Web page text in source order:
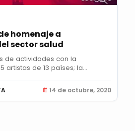
homenaje a
sector salud
de actividades con la
artistas de 13 países; la
14 de octubre, 2020